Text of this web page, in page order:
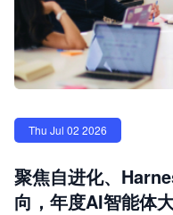
Thu Jul 02 2026
聚焦自进化、
向，年度AI智能体